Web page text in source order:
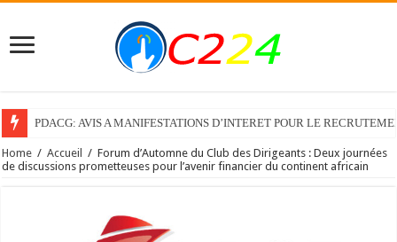
Recrutement d’un Consultant individuel pour élaborer le Guide de
Home / Accueil / Forum d’Automne du Club des Dirigeants : Deux journées
de discussions prometteuses pour l’avenir financier du continent africain